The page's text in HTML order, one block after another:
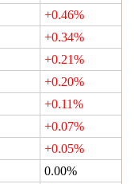
+0.46%
+0.34%
+0.21%
+0.20%
+0.11%
+0.07%
+0.05%
0.00%